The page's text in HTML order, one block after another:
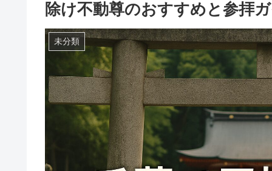
除け不動尊のおすすめと参拝
未分類